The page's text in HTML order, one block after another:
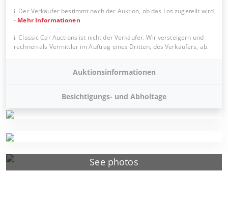
See photos
Der Verkäufer bestimmt nach der Auktion, ob das Los zugeteilt wird
- Mehr Informationen
Classic Car Auctions ist nicht der Verkäufer. Wir versteigern und
rechnen als Vermittler im Auftrag eines Dritten, des Verkäufers, ab.
Auktionsinformationen
Besichtigungs- und Abholtage